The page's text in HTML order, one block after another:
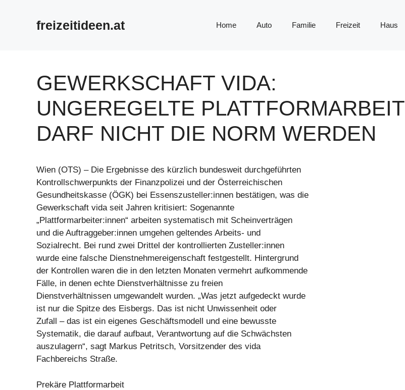
freizeitideen.at Home Auto Familie Freizeit Haus
GEWERKSCHAFT VIDA:
UNGEREGELTE PLATTFORMARBEIT
DARF NICHT DIE NORM WERDEN
Wien (OTS) – Die Ergebnisse des kürzlich bundesweit durchgeführten
Kontrollschwerpunkts der Finanzpolizei und der Österreichischen
Gesundheitskasse (ÖGK) bei Essenszusteller:innen bestätigen, was die
Gewerkschaft vida seit Jahren kritisiert: Sogenannte
„Plattformarbeiter:innen“ arbeiten systematisch mit Scheinverträgen
und die Auftraggeber:innen umgehen geltendes Arbeits- und
Sozialrecht. Bei rund zwei Drittel der kontrollierten Zusteller:innen
wurde eine falsche Dienstnehmereigenschaft festgestellt. Hintergrund
der Kontrollen waren die in den letzten Monaten vermehrt aufkommende
Fälle, in denen echte Dienstverhältnisse zu freien
Dienstverhältnissen umgewandelt wurden. „Was jetzt aufgedeckt wurde
ist nur die Spitze des Eisbergs. Das ist nicht Unwissenheit oder
Zufall – das ist ein eigenes Geschäftsmodell und eine bewusste
Systematik, die darauf aufbaut, Verantwortung auf die Schwächsten
auszulagern“, sagt Markus Petritsch, Vorsitzender des vida
Fachbereichs Straße.
Prekäre Plattformarbeit